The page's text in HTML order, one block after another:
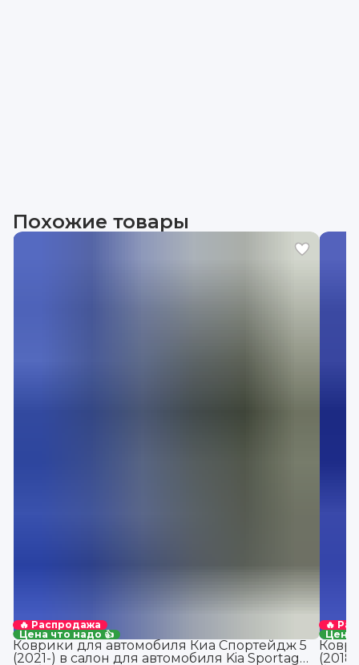
Похожие товары
🔥 Распродажа
Цена что надо 👍
Коврики для автомобиля Киа Спортейдж 5
(2021-) в салон для автомобиля Kia Sportage
🔥
Цена